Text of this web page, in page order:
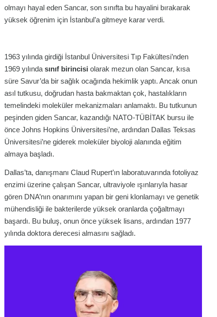
olmayı hayal eden Sancar, son sınıfta bu hayalini bırakarak
yüksek öğrenim için İstanbul’a gitmeye karar verdi.
1963 yılında girdiği İstanbul Üniversitesi Tıp Fakültesi’nden
1969 yılında sınıf birincisi olarak mezun olan Sancar, kısa
süre Savur’da bir sağlık ocağında hekimlik yaptı. Ancak onun
asıl tutkusu, doğrudan hasta bakmaktan çok, hastalıkların
temelindeki moleküler mekanizmaları anlamaktı. Bu tutkunun
peşinden giden Sancar, kazandığı NATO-TÜBİTAK bursu ile
önce Johns Hopkins Üniversitesi’ne, ardından Dallas Teksas
Üniversitesi’ne giderek moleküler biyoloji alanında eğitim
almaya başladı.
Dallas’ta, danışmanı Claud Rupert’ın laboratuvarında fotoliyaz
enzimi üzerine çalışan Sancar, ultraviyole ışınlarıyla hasar
gören DNA’nın onarımını yapan bir geni klonlamayı ve genetik
mühendisliği ile bakterilerde yüksek oranlarda çoğaltmayı
başardı. Bu buluş, onun önce yüksek lisans, ardından 1977
yılında doktora derecesi almasını sağladı.